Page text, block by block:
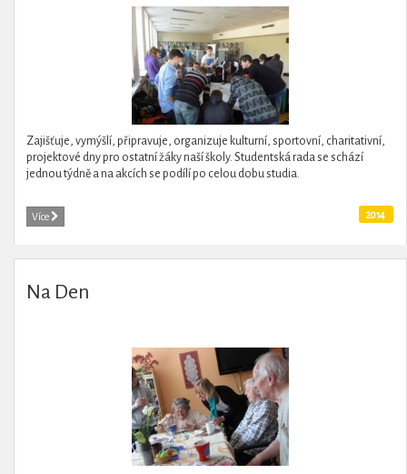
Zajišťuje, vymýšlí, připravuje, organizuje kulturní, sportovní, charitativní,
projektové dny pro ostatní žáky naší školy. Studentská rada se schází
jednou týdně a na akcích se podílí po celou dobu studia.
Více 2014
Na Den